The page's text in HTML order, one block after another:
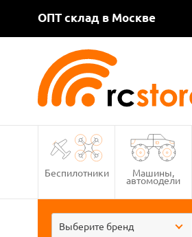
ОПТ склад в Москве
Беспилотники Машины,
автомодели
Выберите бренд